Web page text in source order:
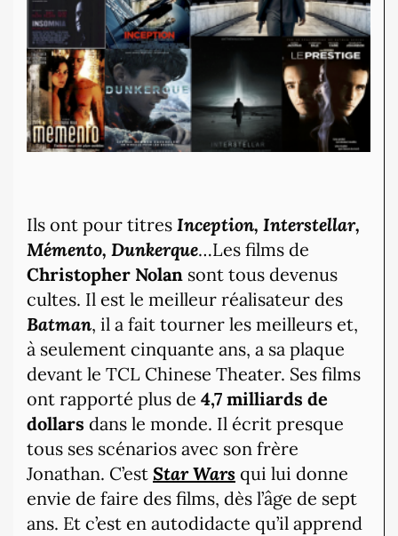
Ils ont pour titres Inception, Interstellar,
Mémento, Dunkerque…Les films de
Christopher Nolan sont tous devenus
cultes. Il est le meilleur réalisateur des
Batman, il a fait tourner les meilleurs et,
à seulement cinquante ans, a sa plaque
devant le TCL Chinese Theater. Ses films
ont rapporté plus de 4,7 milliards de
dollars dans le monde. Il écrit presque
tous ses scénarios avec son frère
Jonathan. C’est Star Wars qui lui donne
envie de faire des films, dès l’âge de sept
ans. Et c’est en autodidacte qu’il apprend